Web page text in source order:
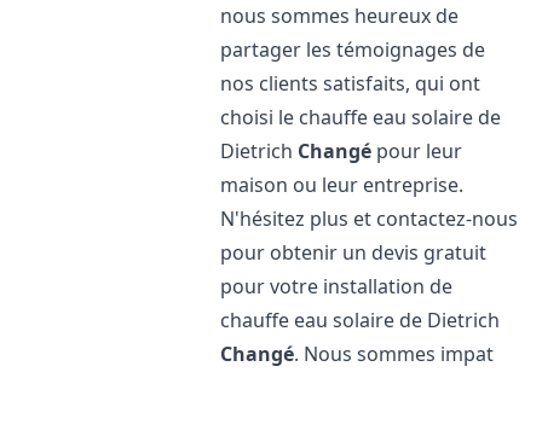
nous sommes heureux de
partager les témoignages de
nos clients satisfaits, qui ont
choisi le chauffe eau solaire de
Dietrich Changé pour leur
maison ou leur entreprise.
N'hésitez plus et contactez-nous
pour obtenir un devis gratuit
pour votre installation de
chauffe eau solaire de Dietrich
Changé. Nous sommes impat